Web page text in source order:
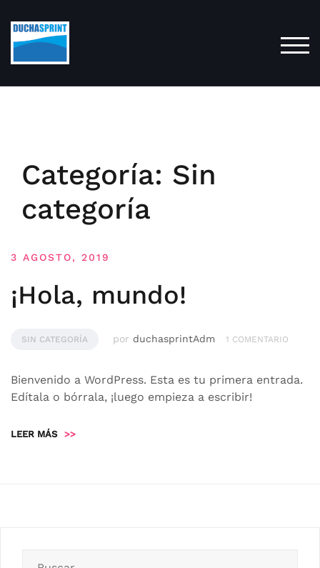
contenido
Categoría: Sin
categoría
3 AGOSTO, 2019
¡Hola, mundo!
SIN CATEGORÍA por duchasprintAdm 1 COMENTARIO
Bienvenido a WordPress. Esta es tu primera entrada.
Edítala o bórrala, ¡luego empieza a escribir!
LEER MÁS >>